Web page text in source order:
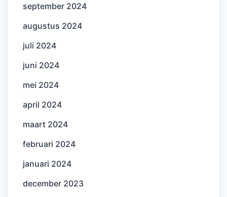
september 2024
augustus 2024
juli 2024
juni 2024
mei 2024
april 2024
maart 2024
februari 2024
januari 2024
december 2023